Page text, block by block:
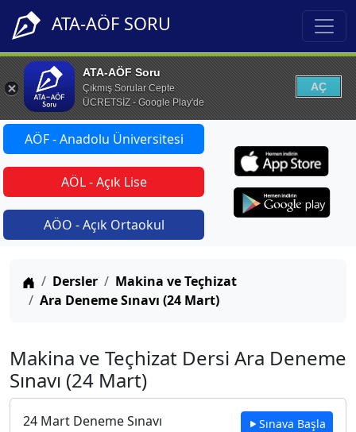
ATA-AÖF SORU
ATA-AÖF Soru
Çıkmış Sorular Cepte
ÜCRETSİZ - Google Play'de
AÇ
AÖF - Anadolu Üniversitesi
AÖL - Açık Lise
AÖO - Açık Ortaokul
Anasayfa
Dersler
Makina ve Teçhizat
Ara Deneme Sınavı (24 Mart)
Makina ve Teçhizat Dersi Ara Deneme
Sınavı (24 Mart)
24 Mart Deneme Sınavı Sınava Başla